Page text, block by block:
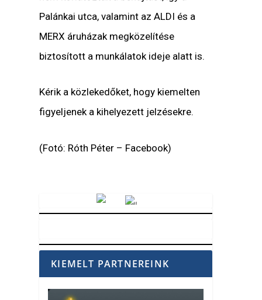
Palánkai utca, valamint az ALDI és a
MERX áruházak megközelítése
biztosított a munkálatok ideje alatt is.
Kérik a közlekedőket, hogy kiemelten
figyeljenek a kihelyezett jelzésekre.
(Fotó: Róth Péter – Facebook)
KIEMELT PARTNEREINK